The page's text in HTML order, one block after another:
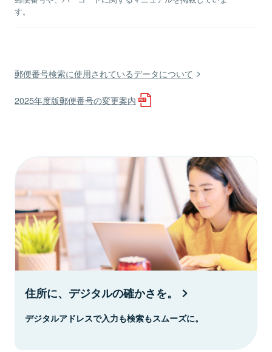
す。
郵便番号検索に使用されているデータについて
2025年度版郵便番号の変更案内
住所に、デジタルの確かさを。
デジタルアドレスで入力も検索もスムーズに。